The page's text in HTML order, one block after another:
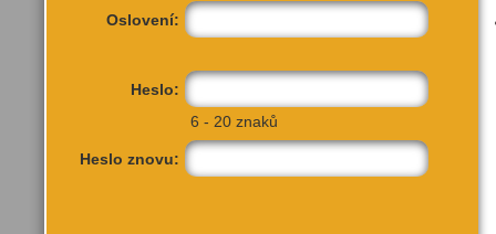
Oslovení:
Heslo:
6 - 20 znaků
Heslo znovu: